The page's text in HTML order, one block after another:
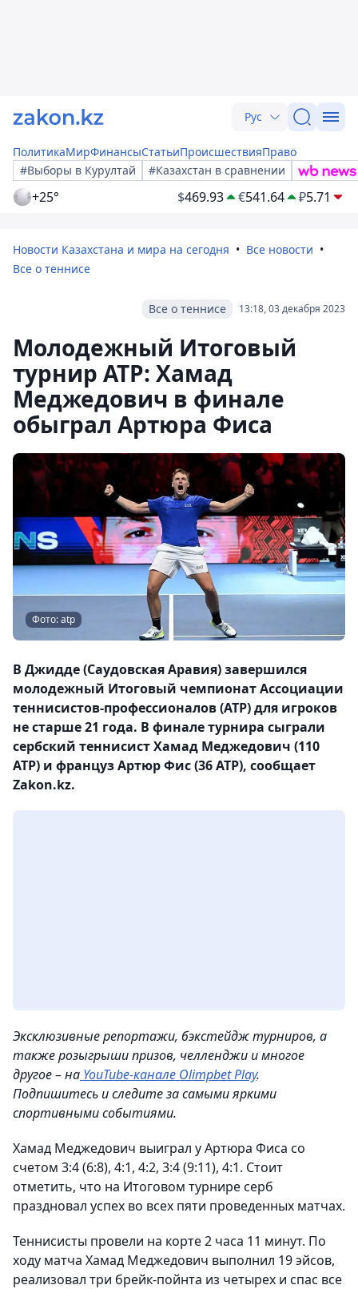
Рус
ПолитикаМирФинансыСтатьиПроисшествияПраво
#Выборы в Курултай
#Казахстан в сравнении
+25° $469.93 €541.64 ₽5.71
Новости Казахстана и мира на сегодня
Все новости
Все о теннисе
13:18, 03 декабря 2023
Все о теннисе
Молодежный Итоговый
турнир ATP: Хамад
Меджедович в финале
обыграл Артюра Фиса
Фото: atp
В Джидде (Саудовская Аравия) завершился
молодежный Итоговый чемпионат Ассоциации
теннисистов-профессионалов (ATP) для игроков
не старше 21 года. В финале турнира сыграли
сербский теннисист Хамад Меджедович (110
АТР) и француз Артюр Фис (36 АТР), сообщает
Zakon.kz.
Эксклюзивные репортажи, бэкстейдж турниров, а
также розыгрыши призов, челленджи и многое
другое – на YouTube-канале Olimpbet Play.
Подпишитесь и следите за самыми яркими
спортивными событиями.
Хамад Меджедович выиграл у Артюра Фиса со
счетом 3:4 (6:8), 4:1, 4:2, 3:4 (9:11), 4:1. Стоит
отметить, что на Итоговом турнире серб
праздновал успех во всех пяти проведенных матчах.
Теннисисты провели на корте 2 часа 11 минут. По
ходу матча Хамад Меджедович выполнил 19 эйсов,
реализовал три брейк-пойнта из четырех и спас все